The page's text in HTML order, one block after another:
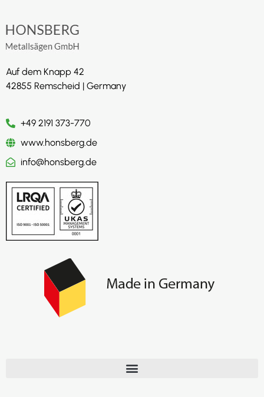
Auf dem Knapp 42
42855 Remscheid | Germany
+49 2191 373-770
www.honsberg.de
info@honsberg.de